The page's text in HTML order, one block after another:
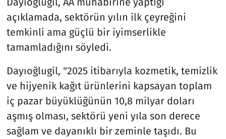
açıklamada, sektörün yılın ilk çeyreğini
temkinli ama güçlü bir iyimserlikle
tamamladığını söyledi.
Dayıoğlugil, "2025 itibarıyla kozmetik, temizlik
ve hijyenik kağıt ürünlerini kapsayan toplam
iç pazar büyüklüğünün 10,8 milyar doları
aşmış olması, sektörü yeni yıla son derece
sağlam ve dayanıklı bir zeminle taşıdı. Bu